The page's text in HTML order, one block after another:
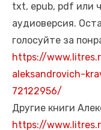
txt, epub, pdf или
аудиоверсия.
голосуйте за
https://
aleksandrovich-
72122956/
Другие книги
https://